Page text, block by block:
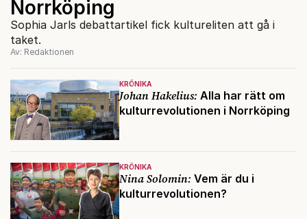
KRÖNIKA
Johan Hakelius: Alla har rätt om
kulturrevolutionen i Norrköping
KRÖNIKA
Nina Solomin: Vem är du i
kulturrevolutionen?
Norrköping
Sophia Jarls debattartikel fick kultureliten att gå i
taket.
Av: Redaktionen